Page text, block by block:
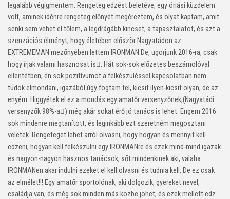
legalább végigmentem. Rengeteg edzést beletéve, egy óriási küzdelem
volt, aminek idénre rengeteg előnyét megéreztem, és olyat kaptam, amit
senki sem vehet el tőlem, a legdrágább kincset, a tapasztalatot, és azt a
szenzációs élményt, hogy életében először Nagyatádon az
EXTREMEMAN mezőnyében lettem IRONMAN.De, ugorjunk 2016-ra, csak
hogy írjak valami hasznosat is. Hát sok-sok előzetes beszámolóval
ellentétben, én sok pozitívumot a felkészüléssel kapcsolatban nem
tudok elmondani, igazából úgy fogtam fel, kicsit ilyen-kicsit olyan, de az
enyém. Higgyétek el ez a mondás egy amatőr versenyzőnek,(Nagyatádi
versenyzők 98%-a) még akár sokat érő jó tanács is lehet. Engem 2016
sok mindenre megtanított, és leginkább ezt szeretném megosztani
veletek. Rengeteget lehet arról olvasni, hogy hogyan és mennyit kell
edzeni, hogyan kell felkészülni egy IRONMANre és ezek mind-mind igazak
és nagyon-nagyon hasznos tanácsok, sőt mindenkinek aki, valaha
IRONMANen akar indulni ezeket el kell olvasni és tudnia kell. De ez csak
az elmélet!!! Egy amatőr sportolónak, aki dolgozik, gyereket nevel,
családja van, és még sok minden más közbe jöhet, és ezek mellett edz